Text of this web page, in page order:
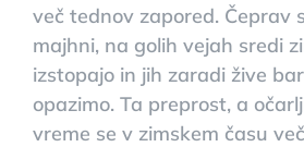
več tednov zapored. Čeprav
majhni, na golih vejah sredi
izstopajo in jih zaradi žive
opazimo. Ta preprost, a
vreme se v zimskem času